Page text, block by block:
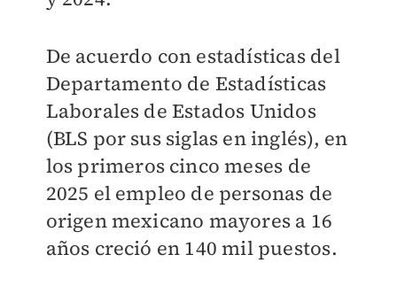
De acuerdo con estadísticas del
Departamento de Estadísticas
Laborales de Estados Unidos
(BLS por sus siglas en inglés), en
los primeros cinco meses de
2025 el empleo de personas de
origen mexicano mayores a 16
años creció en 140 mil puestos.